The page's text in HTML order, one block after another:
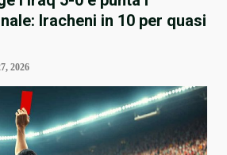
Iracheni in 10 per quasi
2026